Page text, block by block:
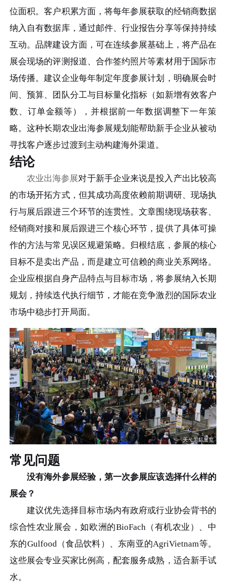
位面积。客户积累方面，将每年参展获取的经销商数据
纳入自有数据库，通过邮件、行业报告分享等保持持续
互动。品牌建设方面，可在连续参展基础上，将产品在
展会现场的评测报道、合作签约照片等素材用于国际市
场传播。建议企业每年制定年度参展计划，明确展会时
间、预算、团队分工与目标量化指标（如新增有效客户
数、订单金额等），并根据前一年数据调整下一年策
略。这种长期农业出海参展规划能帮助新手企业从被动
寻找客户逐步过渡到主动构建海外渠道。
结论
农业出海参展对于新手企业来说是投入产出比较高
的市场开拓方式，但其成功高度依赖前期调研、现场执
行与展后跟进三个环节的连贯性。文章围绕现场获客、
经销商对接和展后跟进三个核心环节，提供了具体可操
作的方法与常见误区规避策略。归根结底，参展的核心
目标不是卖出产品，而是建立可信赖的商业关系网络。
企业应根据自身产品特点与目标市场，将参展纳入长期
规划，持续迭代执行细节，才能在竞争激烈的国际农业
市场中稳步打开局面。
常见问题
没有海外参展经验，第一次参展应该选择什么样的
展会？
建议优先选择目标市场内有政府或行业协会背书的
综合性农业展会，如欧洲的BioFach（有机农业）、中
东的Gulfood（食品饮料）、东南亚的AgriVietnam等。
这些展会专业买家比例高，配套服务成熟，适合新手试
水。